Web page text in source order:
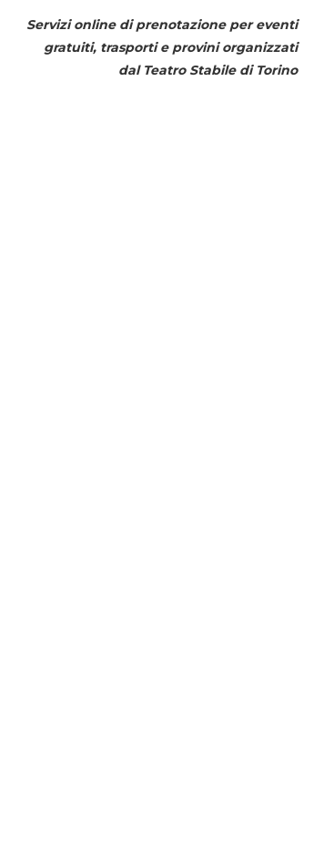
Servizi online di prenotazione per eventi
gratuiti, trasporti e provini organizzati
dal Teatro Stabile di Torino